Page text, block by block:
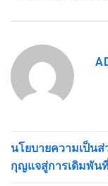
นโยบายความเป็นส่
กุญแจสู่การเดิมพัน